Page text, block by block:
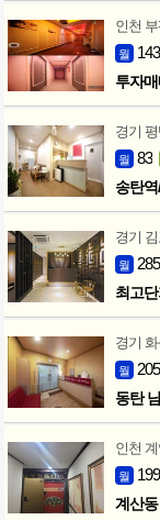
인천
월 143
경기 평
월 83
송탄
경기 김
월 285
최고
경기 화
월 205
동탄
인천
월 199
계산